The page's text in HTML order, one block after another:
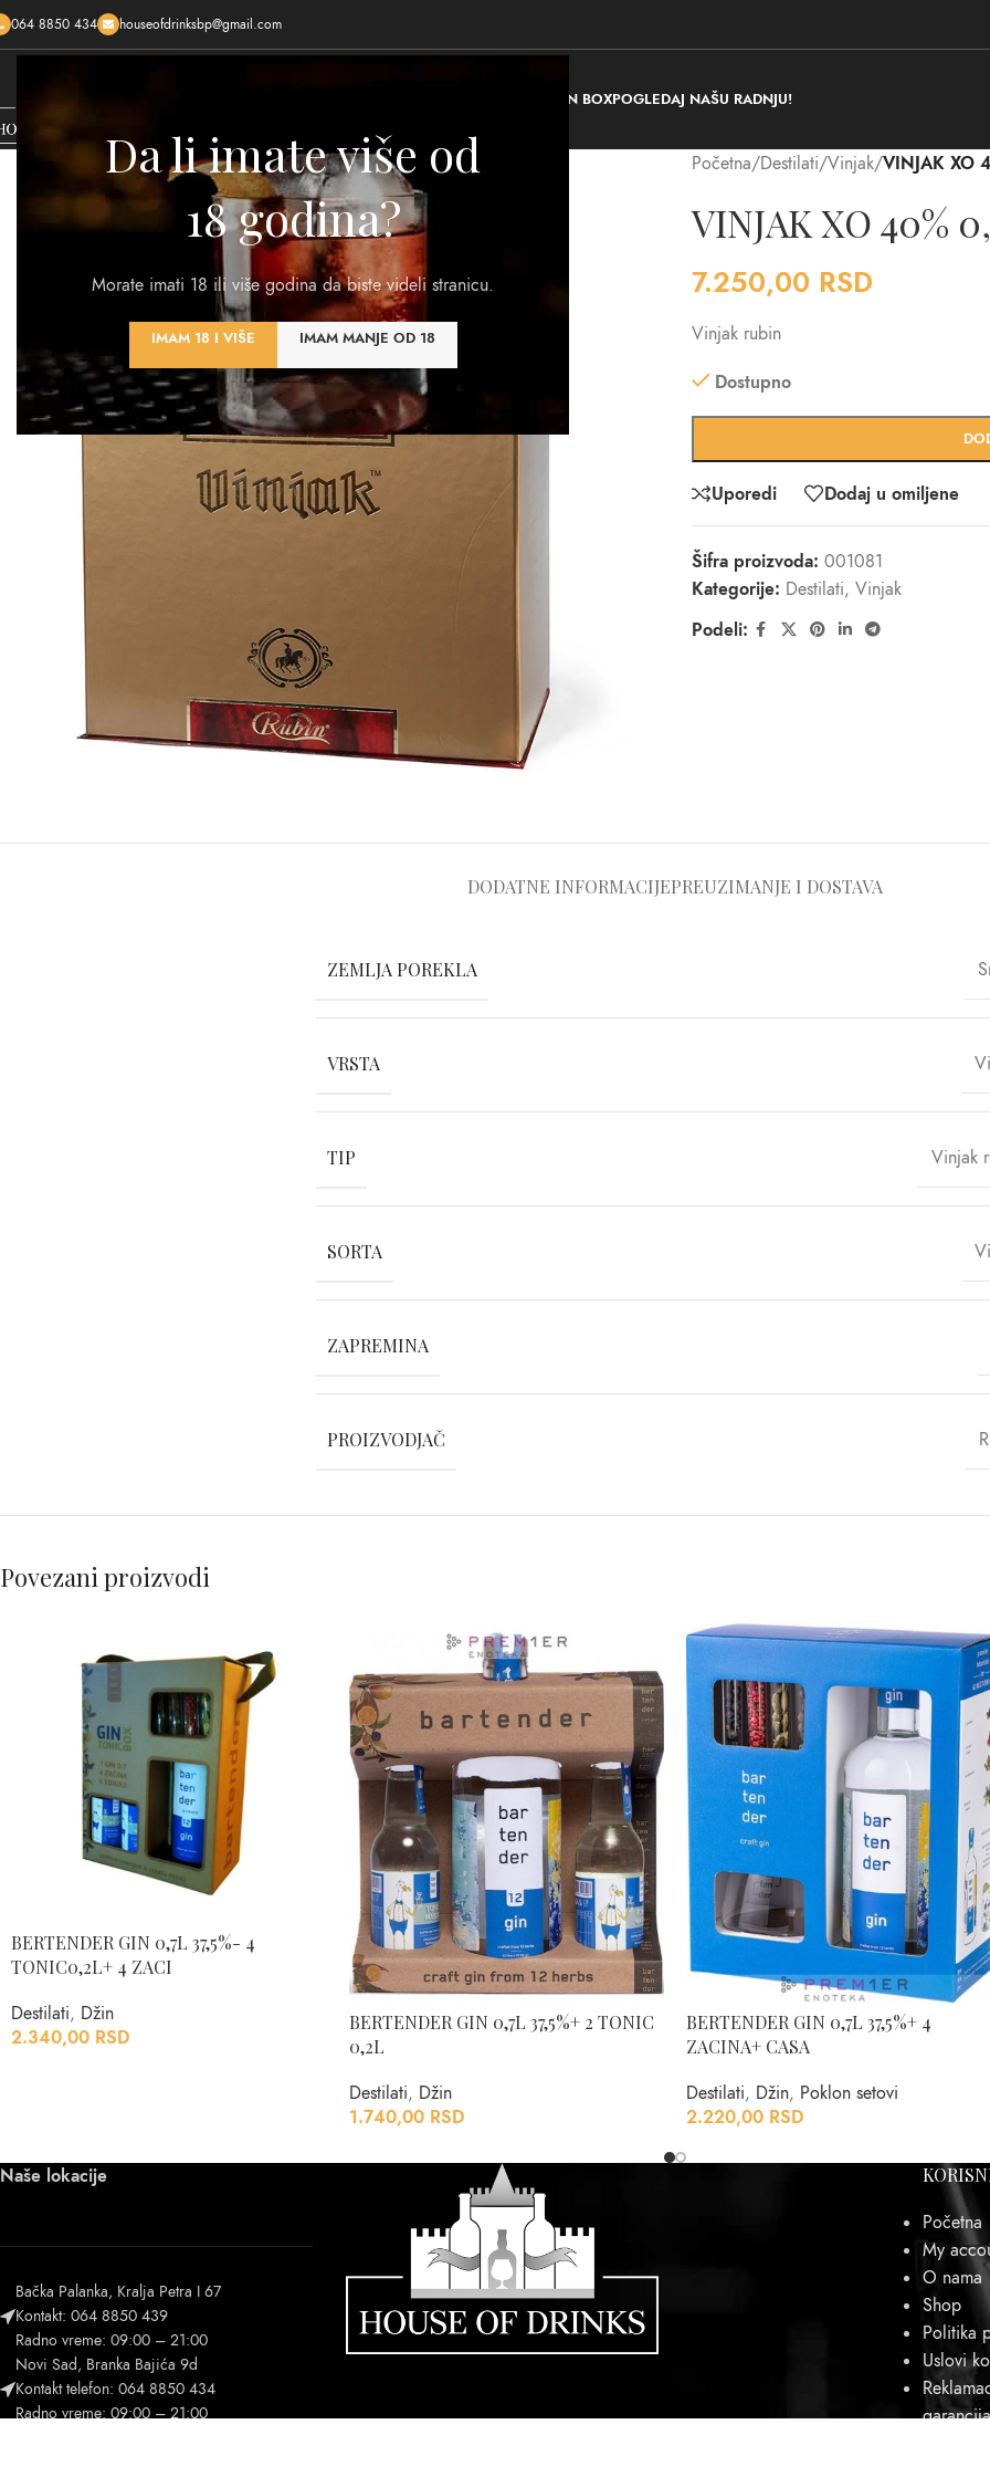
Da li imate više od
18 godina?
Morate imati 18 ili više godina da biste videli stranicu.
IMAM 18 I VIŠE IMAM MANJE OD 18
064 8850 434 houseofdrinksbp@gmail.com
KREIRAJ POKLON BOXPOGLEDAJ NAŠU RADNJU!
Početna/Destilati/Vinjak/VINJAK XO
VINJAK XO 40%
7.250,00 RSD
Vinjak rubin
Dostupno
Uporedi Dodaj u omiljene
Šifra proizvoda: 001081
Kategorije: Destilati, Vinjak
Podeli:
DODATNE INFORMACIJEPREUZIMANJE I DOSTAVA
ZEMLJA POREKLA
VRSTA
TIP Vinjak
SORTA
ZAPREMINA
PROIZVODJAČ
Povezani proizvodi
BERTENDER GIN 0,7L 37,5%- 4
TONIC0,2L+ 4 ZACI
Destilati, Džin
2.340,00 RSD
BERTENDER GIN 0,7L 37,5%+ 2 TONIC
0,2L
Destilati, Džin
1.740,00 RSD
BERTENDER GIN 0,7L 37,5%+ 4
ZACINA+ CASA
Destilati, Džin, Poklon setovi
2.220,00 RSD
Naše lokacije
Bačka Palanka, Kralja Petra I 67
Kontakt: 064 8850 439
Radno vreme: 09:00 – 21:00
Novi Sad, Branka Bajića 9d
Kontakt telefon: 064 8850 434
Radno vreme: 09:00 – 21:00
Početna
My
O nama
Shop
Politika
Uslovi
garancija